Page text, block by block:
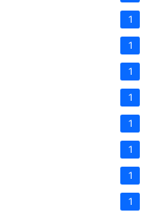
1
1
1
1
1
1
1
1